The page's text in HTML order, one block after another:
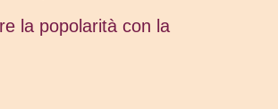
la popolarità con la